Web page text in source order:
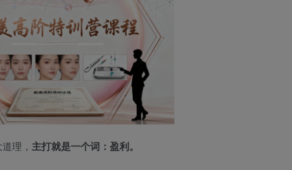
理， 主打就是一个词：盈利。